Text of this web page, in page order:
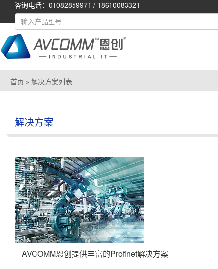
咨询电话：01082859971 / 18610083321
首页 » 解决方案列表
解决方案
AVCOMM恩创提供丰富的Profinet解决方案